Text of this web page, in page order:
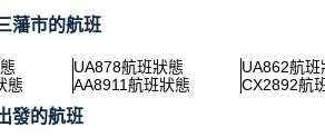
藩市的航班
UA878航班狀態 UA862航班
態
AA8911航班狀態 CX2892航
發的航班